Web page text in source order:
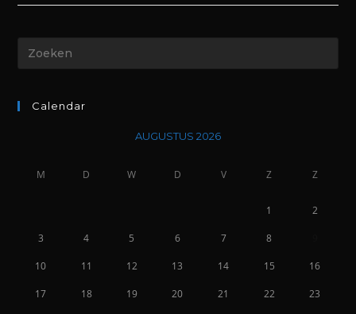
Calendar
AUGUSTUS 2026
M D W D V Z Z
1 2
3 4 5 6 7 8
10 11 12 13 14 15 16
17 18 19 20 21 22 23